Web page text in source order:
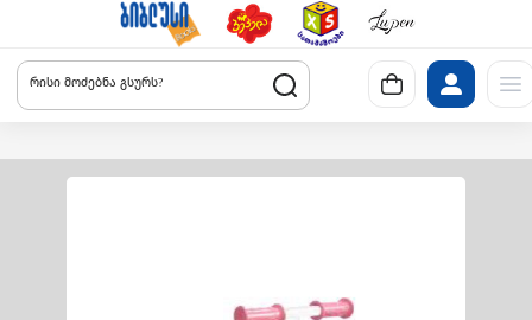
რისი მოძებნა გსურს?